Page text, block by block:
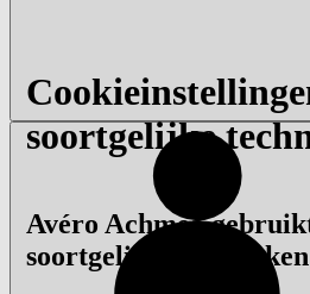
soortgelijke
Avéro Achmea
soortgelijke technieken